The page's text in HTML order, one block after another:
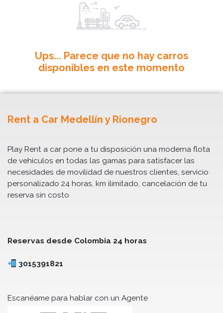
Ups... Parece que no hay carros
disponibles en este momento
Rent a Car Medellín y Rionegro
Play Rent a car pone a tu disposición una moderna flota
de vehículos en todas las gamas para satisfacer las
necesidades de movilidad de nuestros clientes, servicio
personalizado 24 horas, km ilimitado, cancelación de tu
reserva sin costo
Reservas desde Colombia 24 horas
3015391821
Escanéame para hablar con un Agente